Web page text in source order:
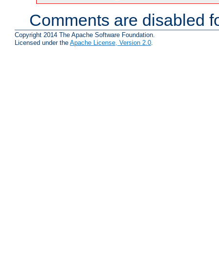
Comments are disabled
Copyright 2014 The Apache Software Foundation.
Licensed under the Apache License, Version 2.0.